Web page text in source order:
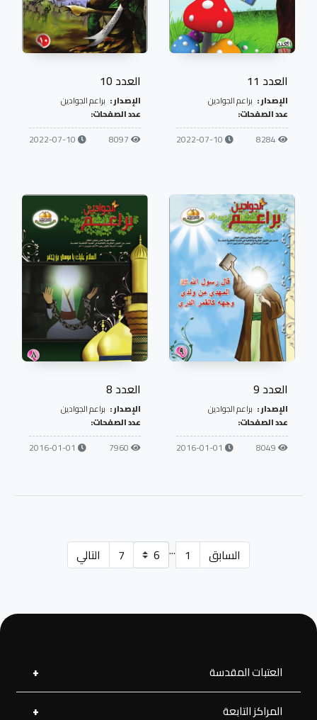
العدد 11
الإصدار : براعم الجوادين
عدد الصفحات:
8284
2022-07-10
العدد 10
الإصدار : براعم الجوادين
عدد الصفحات:
8097
2022-07-10
العدد 9
الإصدار : براعم الجوادين
عدد الصفحات:
8049
2016-01-01
العدد 8
الإصدار : براعم الجوادين
عدد الصفحات:
7960
2016-01-01
السابق 1
...
7 التالي
العتبات المقدسة
العتبة العلوية المقدسة
المراكز التابعة